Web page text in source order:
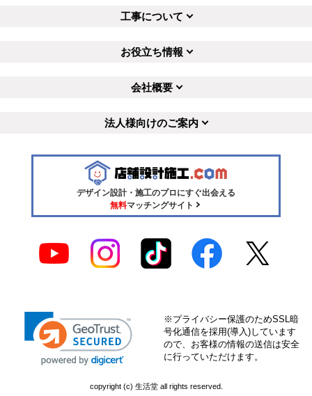
工事について
お役立ち情報
会社概要
法人様向けのご案内
デザイン設計・施工のプロにすぐ出会える
無料マッチングサイト
※プライバシー保護のためSSL暗
号化通信を採用(導入)しています
ので、お客様の情報の送信は安全
に行っていただけます。
copyright (c) 生活堂 all rights reserved.